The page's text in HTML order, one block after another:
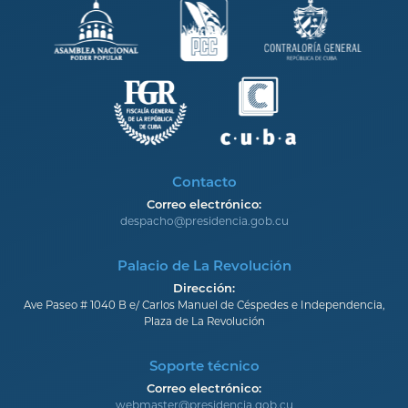
Contacto
Correo electrónico:
despacho@presidencia.gob.cu
Palacio de La Revolución
Dirección:
Ave Paseo # 1040 B e/ Carlos Manuel de Céspedes e Independencia,
Plaza de La Revolución
Soporte técnico
Correo electrónico:
webmaster@presidencia.gob.cu